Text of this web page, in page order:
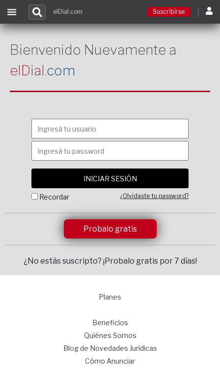
Contacto
elDial.com Suscribirse
Bienvenido Nuevamente a
elDial.com
Recordar ¿Olvidaste tu password?
Probalo gratis
¿No estás suscripto? ¡Probalo gratis por 7 días!
Planes
Beneficios
Quiénes Somos
Blog de Novedades Jurídicas
Cómo Anunciar